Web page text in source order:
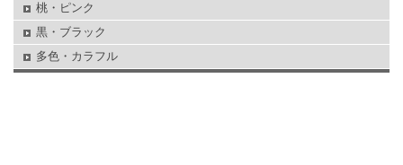
桃・ピンク
黒・ブラック
多色・カラフル